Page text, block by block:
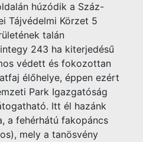
húzódik a Száz-
Tájvédelmi Körzet 5
talán
243 ha kiterjedésű
védett és fokozottan
élőhelye, éppen ezért
Park Igazgatóság
Itt él hazánk
a fehérhátú fakopáncs
mely a tanösvény